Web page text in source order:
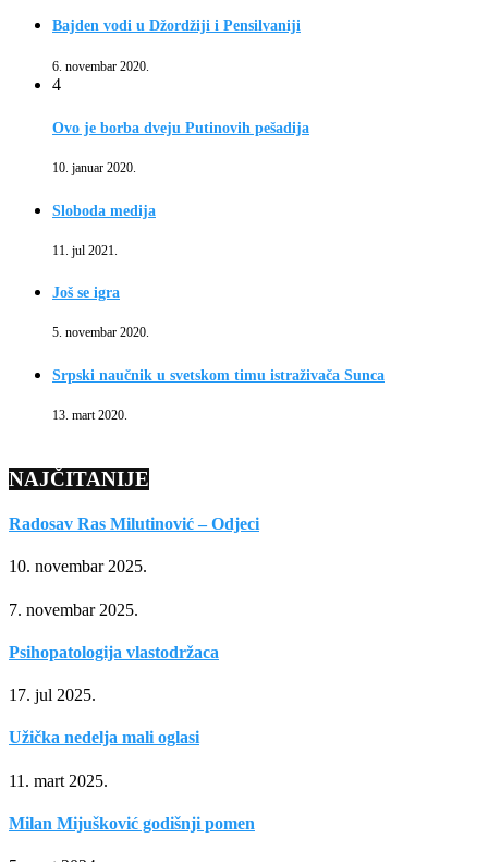
Bajden vodi u Džordžiji i Pensilvaniji
6. novembar 2020.
4
Ovo je borba dveju Putinovih pešadija
10. januar 2020.
Sloboda medija
11. jul 2021.
Još se igra
5. novembar 2020.
Srpski naučnik u svetskom timu istraživača Sunca
13. mart 2020.
NAJČITANIJE
Radosav Ras Milutinović – Odjeci
10. novembar 2025.
7. novembar 2025.
Psihopatologija vlastodržaca
17. jul 2025.
Užička nedelja mali oglasi
11. mart 2025.
Milan Mijušković godišnji pomen